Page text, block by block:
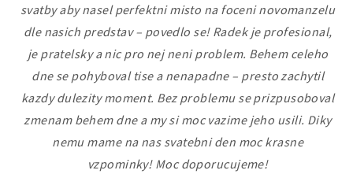
svatby aby nasel perfektni misto na foceni novomanzelu
dle nasich predstav – povedlo se! Radek je profesional,
je pratelsky a nic pro nej neni problem. Behem celeho
dne se pohyboval tise a nenapadne – presto zachytil
kazdy dulezity moment. Bez problemu se prizpusoboval
zmenam behem dne a my si moc vazime jeho usili. Diky
nemu mame na nas svatebni den moc krasne
vzpominky! Moc doporucujeme!